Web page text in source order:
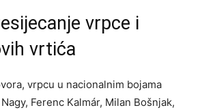
vrpce i
vrtića
vrpcu u nacionalnim bojama
Ferenc Kalmár, Milan Bošnjak,